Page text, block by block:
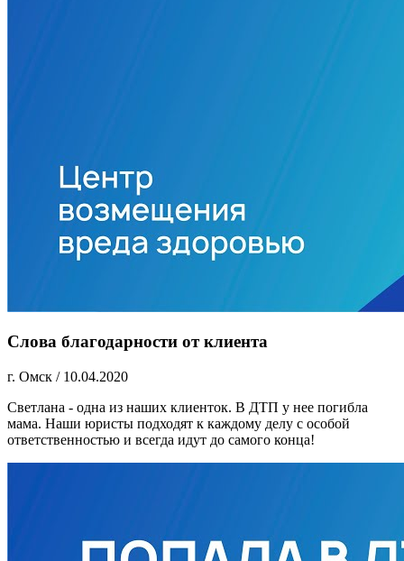
Слова благодарности от клиента
г. Омск / 10.04.2020
Светлана - одна из наших клиенток. В ДТП у нее погибла
мама. Наши юристы подходят к каждому делу с особой
ответственностью и всегда идут до самого конца!